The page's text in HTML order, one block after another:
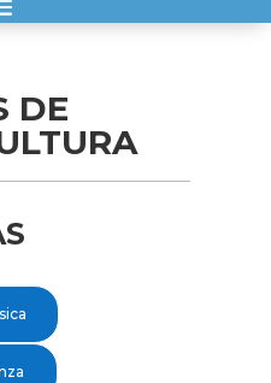
DE